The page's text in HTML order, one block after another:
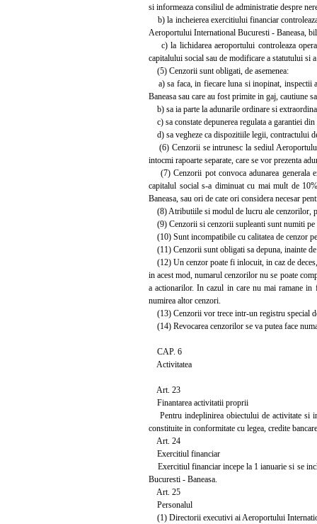
si informeaza consiliul de administratie despre
b) la incheierea exercitiului financiar
Aeroportului International Bucuresti - Baneasa,
c) la lichidarea aeroportului controleaza
capitalului social sau de modificare a statutului si
(5) Cenzorii sunt obligati, de asemenea:
a) sa faca, in fiecare luna si inopinat, inspectii
Baneasa sau care au fost primite in gaj, cautiune
b) sa ia parte la adunarile ordinare si
c) sa constate depunerea regulata a garantiei
d) sa vegheze ca dispozitiile legii, contractului
(6) Cenzorii se intrunesc la sediul
intocmi rapoarte separate, care se vor prezenta
(7) Cenzorii pot convoca adunarea generala
capitalul social s-a diminuat cu mai mult de
Baneasa, sau ori de cate ori considera necesar
(8) Atributiile si modul de lucru ale cenzorilor,
(9) Cenzorii si cenzorii supleanti sunt numiti pe
(10) Sunt incompatibile cu calitatea de cenzor
(11) Cenzorii sunt obligati sa depuna, inainte
(12) Un cenzor poate fi inlocuit, in caz de
in acest mod, numarul cenzorilor nu se poate
a actionarilor. In cazul in care nu mai ramane in
numirea altor cenzori.
(13) Cenzorii vor trece intr-un registru special
(14) Revocarea cenzorilor se va putea face
CAP. 6
Activitatea
Art. 23
Finantarea activitatii proprii
Pentru indeplinirea obiectului de activitate si
constituite in conformitate cu legea, credite
Art. 24
Exercitiul financiar
Exercitiul financiar incepe la 1 ianuarie si se
Bucuresti - Baneasa.
Art. 25
Personalul
(1) Directorii executivi ai Aeroportului